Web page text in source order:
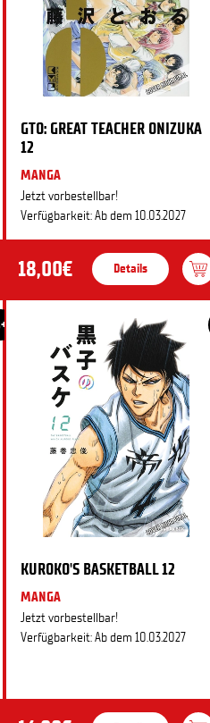
GTO: GREAT TEACHER ONIZUKA
12
MANGA
Jetzt vorbestellbar!
Verfügbarkeit: Ab dem 10.03.2027
18,00€ Details
KUROKO'S BASKETBALL 12
MANGA
Jetzt vorbestellbar!
Verfügbarkeit: Ab dem 10.03.2027